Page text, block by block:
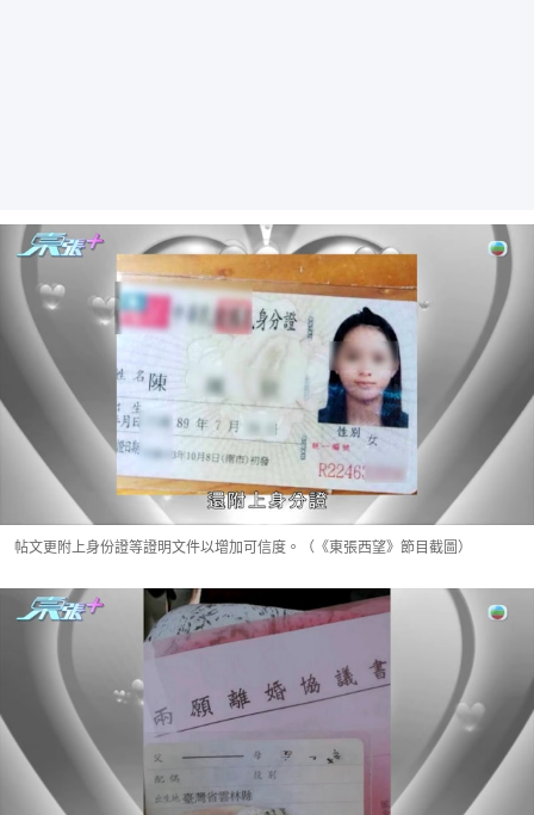
帖文更附上身份證等證明文件以增加可信度。（《東張西望》節目截圖）